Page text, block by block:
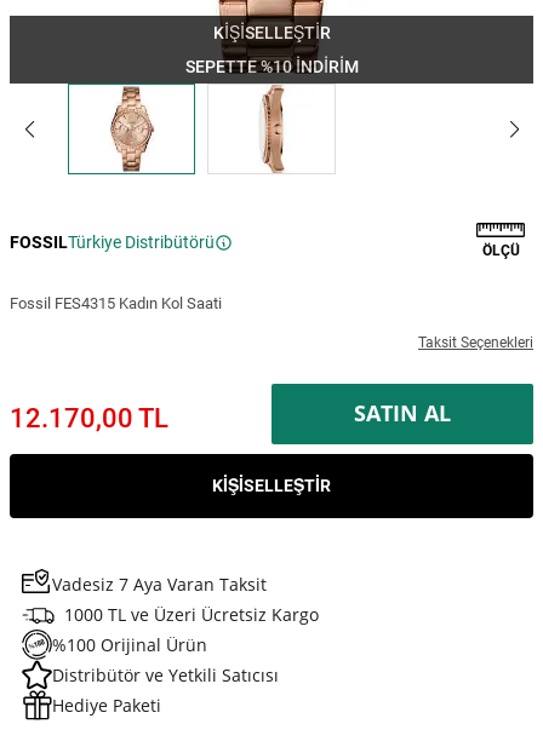
KİŞİSELLEŞTİR
SEPETTE %10 İNDİRİM
FOSSILTürkiye Distribütörü ÖLÇÜ
Fossil FES4315 Kadın Kol Saati
Taksit Seçenekleri
ÖNIZLEME
KIŞISELLEŞTIRME EKLE
Kişiselleştirilmiş ürünlerde iade ve değişim
12.170,00 TL SATIN AL
KIŞISELLEŞTIR
Vadesiz 7 Aya Varan Taksit
1000 TL ve Üzeri Ücretsiz Kargo
%100 Orijinal Ürün
Distribütör ve Yetkili Satıcısı
Hediye Paketi